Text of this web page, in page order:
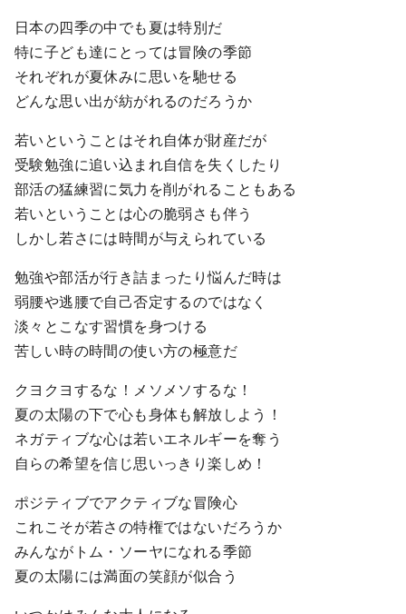
日本の四季の中でも夏は特別だ
特に子ども達にとっては冒険の季節
それぞれが夏休みに思いを馳せる
どんな思い出が紡がれるのだろうか
若いということはそれ自体が財産だが
受験勉強に追い込まれ自信を失くしたり
部活の猛練習に気力を削がれることもある
若いということは心の脆弱さも伴う
しかし若さには時間が与えられている
勉強や部活が行き詰まったり悩んだ時は
弱腰や逃腰で自己否定するのではなく
淡々とこなす習慣を身つける
苦しい時の時間の使い方の極意だ
クヨクヨするな！メソメソするな！
夏の太陽の下で心も身体も解放しよう！
ネガティブな心は若いエネルギーを奪う
自らの希望を信じ思いっきり楽しめ！
ポジティブでアクティブな冒険心
これこそが若さの特権ではないだろうか
みんながトム・ソーヤになれる季節
夏の太陽には満面の笑顔が似合う